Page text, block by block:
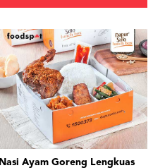
Nasi Ayam Goreng Lengkuas